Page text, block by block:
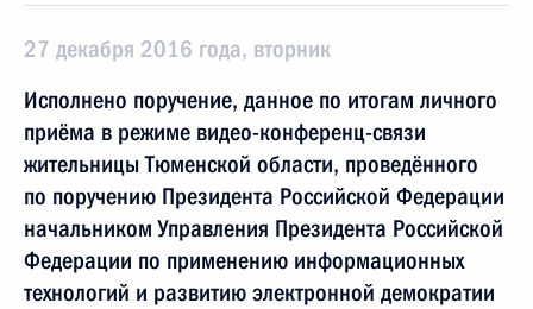
27 декабря 2016 года, вторник
Исполнено поручение, данное по итогам личного
приёма в режиме видео-конференц-связи
жительницы Тюменской области, проведённого
по поручению Президента Российской Федерации
начальником Управления Президента Российской
Федерации по применению информационных
технологий и развитию электронной демократии